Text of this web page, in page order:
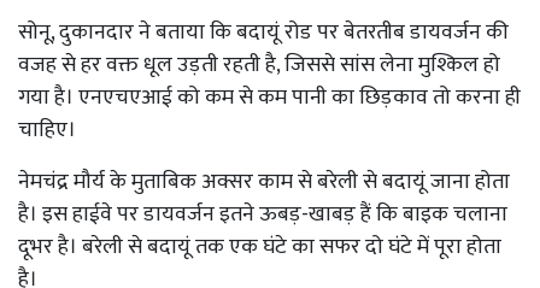
सोनू, दुकानदार ने बताया कि बदायूं रोड पर बेतरतीब डायवर्जन की
वजह से हर वक्त धूल उड़ती रहती है, जिससे सांस लेना मुश्किल हो
गया है। एनएचएआई को कम से कम पानी का छिड़काव तो करना ही
चाहिए।
नेमचंद्र मौर्य के मुताबिक अक्सर काम से बरेली से बदायूं जाना होता
है। इस हाईवे पर डायवर्जन इतने ऊबड़-खाबड़ हैं कि बाइक चलाना
दूभर है। बरेली से बदायूं तक एक घंटे का सफर दो घंटे में पूरा होता
है।